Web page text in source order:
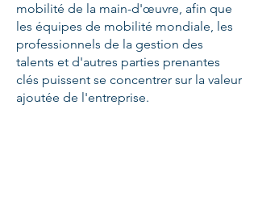
mobilité de la main-d'œuvre, afin que
les équipes de mobilité mondiale, les
professionnels de la gestion des
talents et d'autres parties prenantes
clés puissent se concentrer sur la valeur
ajoutée de l'entreprise.